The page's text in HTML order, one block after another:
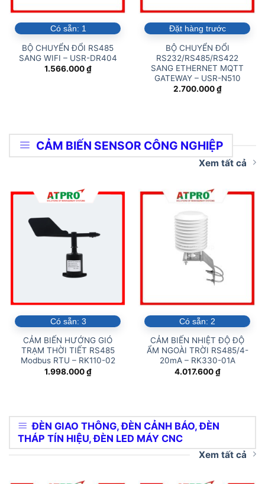
Có sẵn: 1
BỘ CHUYỂN ĐỔI RS485
SANG WIFI – USR-DR404
1.566.000₫
Đặt hàng trước
BỘ CHUYỂN ĐỔI
RS232/RS485/RS422
SANG ETHERNET MQTT
GATEWAY – USR-N510
2.700.000₫
CẢM BIẾN SENSOR CÔNG NGHIỆP
Xem tất cả
Có sẵn: 3
CẢM BIẾN HƯỚNG GIÓ
TRẠM THỜI TIẾT RS485
Modbus RTU – RK110-02
1.998.000₫
Có sẵn: 2
CẢM BIẾN NHIỆT ĐỘ ĐỘ
ẨM NGOÀI TRỜI RS485/4-
20mA – RK330-01A
4.017.600₫
ĐÈN GIAO THÔNG, ĐÈN CẢNH BÁO, ĐÈN
THÁP TÍN HIỆU, ĐÈN LED MÁY CNC
Xem tất cả